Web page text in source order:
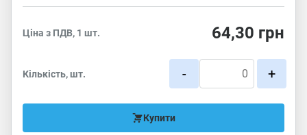
Ціна з ПДВ, 1 шт. 64,30 грн
Кількість, шт. - +
Купити